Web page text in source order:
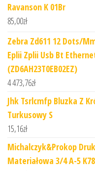
Ravanson K 01Br
85,00zł
Zebra Zd611 12 Dots/
Eplii Zplii Usb Bt
(ZD6AH23T0EB02EZ)
4 473,76zł
Jhk Tsrlcmfp Bluzka Z
Turkusowy S
15,16zł
Michalczyk&Prokop
Materiałowa 3/4 A-5 K78